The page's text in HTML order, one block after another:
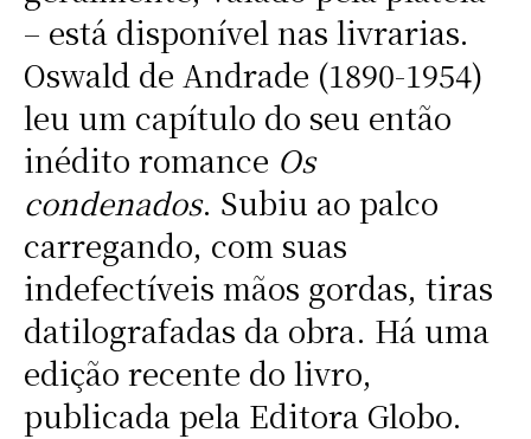
– está disponível nas livrarias.
Oswald de Andrade (1890-1954)
leu um capítulo do seu então
inédito romance Os
condenados. Subiu ao palco
carregando, com suas
indefectíveis mãos gordas, tiras
datilografadas da obra. Há uma
edição recente do livro,
publicada pela Editora Globo.